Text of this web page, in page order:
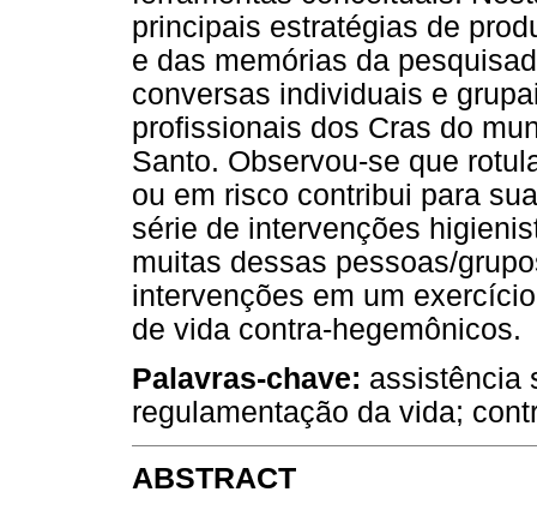
principais estratégias de
e das memórias da
conversas individuais e
profissionais dos Cras do
Santo. Observou-se que
ou em risco contribui para
série de intervenções
muitas dessas pessoas/
intervenções em um
de vida contra-hegemônicos.
Palavras-chave: assistência
regulamentação da vida;
ABSTRACT